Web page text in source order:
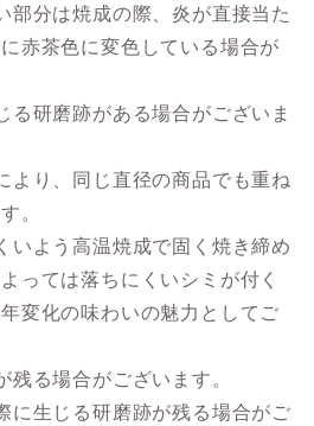
部分は焼成の際、炎が直接当た
赤茶色に変色している場合が
る研磨跡がある場合がございま
より、同じ直径の商品でも重ね
。
いよう高温焼成で固く焼き締め
っては落ちにくいシミが付く
変化の味わいの魅力としてご
る場合がございます。
に生じる研磨跡が残る場合がご